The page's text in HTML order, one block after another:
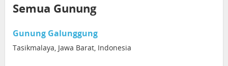
Semua Gunung
Gunung Galunggung
Tasikmalaya, Jawa Barat, Indonesia